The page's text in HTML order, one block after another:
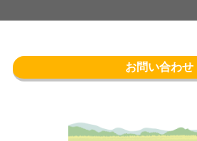
お問い合わせ